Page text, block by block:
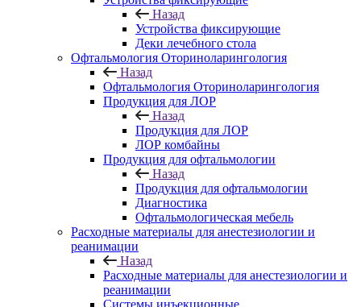
Назад
Устройства фиксирующие
Деки лечебного стола
Офтальмология Оториноларингология
Назад
Офтальмология Оториноларингология
Продукция для ЛОР
Назад
Продукция для ЛОР
ЛОР комбайны
Продукция для офтальмологии
Назад
Продукция для офтальмологии
Диагностика
Офтальмологическая мебель
Расходные материалы для анестезиологии и
реанимации
Назад
Расходные материалы для анестезиологии и
реанимации
Системы инъекционные